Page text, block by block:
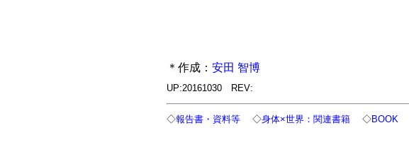
＊作成： 安田 智博
UP:20161030 REV:
◇報告書・資料等 ◇身体×世界：関連書籍◇BOOK